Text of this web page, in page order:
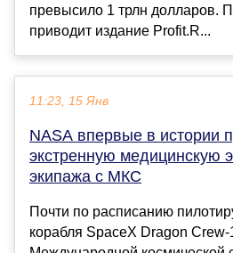
превысило 1 трлн долларов.
приводит издание Profit.R...
11:23, 15 Янв
NASA впервые в истории
экстренную медицинскую
экипажа с МКС
Почти по расписанию
корабля SpaceX Dragon Crew-